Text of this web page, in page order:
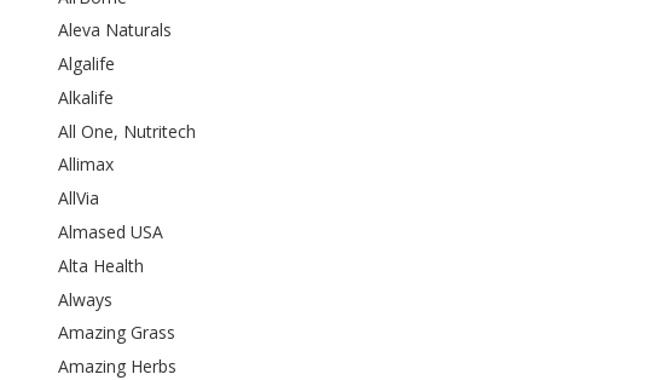
Aleva Naturals
Algalife
Alkalife
All One, Nutritech
Allimax
AllVia
Almased USA
Alta Health
Always
Amazing Grass
Amazing Herbs